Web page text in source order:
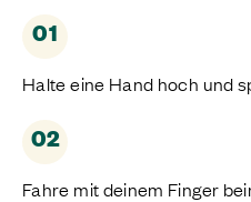
01
Halte eine Hand hoch und
02
Fahre mit deinem Finger